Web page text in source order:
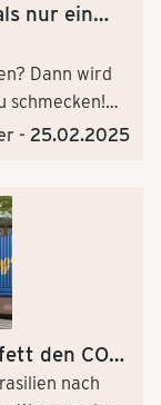
nur ein
Dann wird
schmecken!
Tchibo
wie ihr den
könnt. Habt
in den
- 25.02.2025
den CO2-
nach